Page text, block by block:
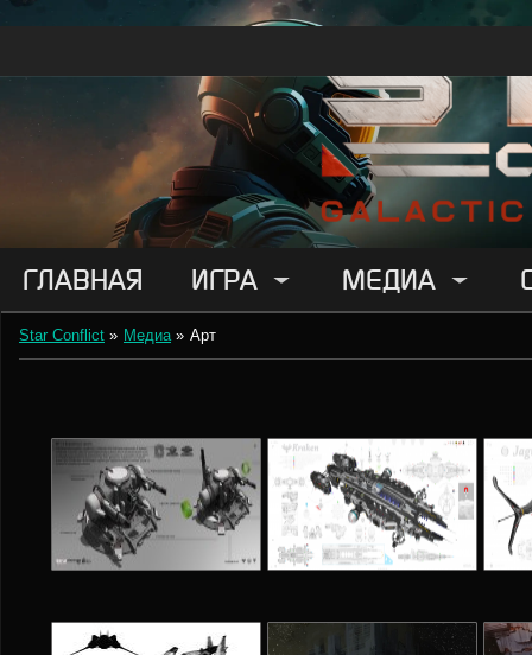
ГЛАВНАЯ ИГРА МЕДИА
Star Conflict » Медиа » Арт